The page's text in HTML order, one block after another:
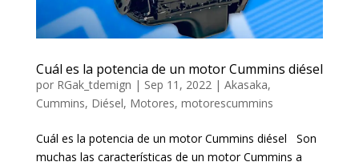
Cuál es la potencia de un motor Cummins diésel
por RGak_tdemign | Sep 11, 2022 | Akasaka,
Cummins, Diésel, Motores, motorescummins
Cuál es la potencia de un motor Cummins diésel Son
muchas las características de un motor Cummins a